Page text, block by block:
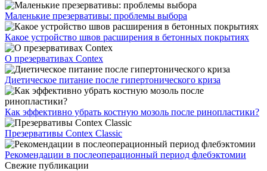
Маленькие презервативы: проблемы выбора
Какое устройство швов расширения в бетонных покрытиях
О презервативах Contex
Диетическое питание после гипертонического криза
Как эффективно убрать костную мозоль после ринопластики?
Презервативы Contex Classic
Рекомендации в послеоперационный период флебэктомии
Свежие публикации